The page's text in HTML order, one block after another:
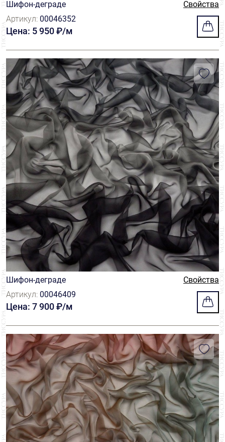
Шифон-деграде
Свойства
Артикул: 00046352
Цена: 5 950 ₽/м
Шифон-деграде
Свойства
Артикул: 00046409
Цена: 7 900 ₽/м